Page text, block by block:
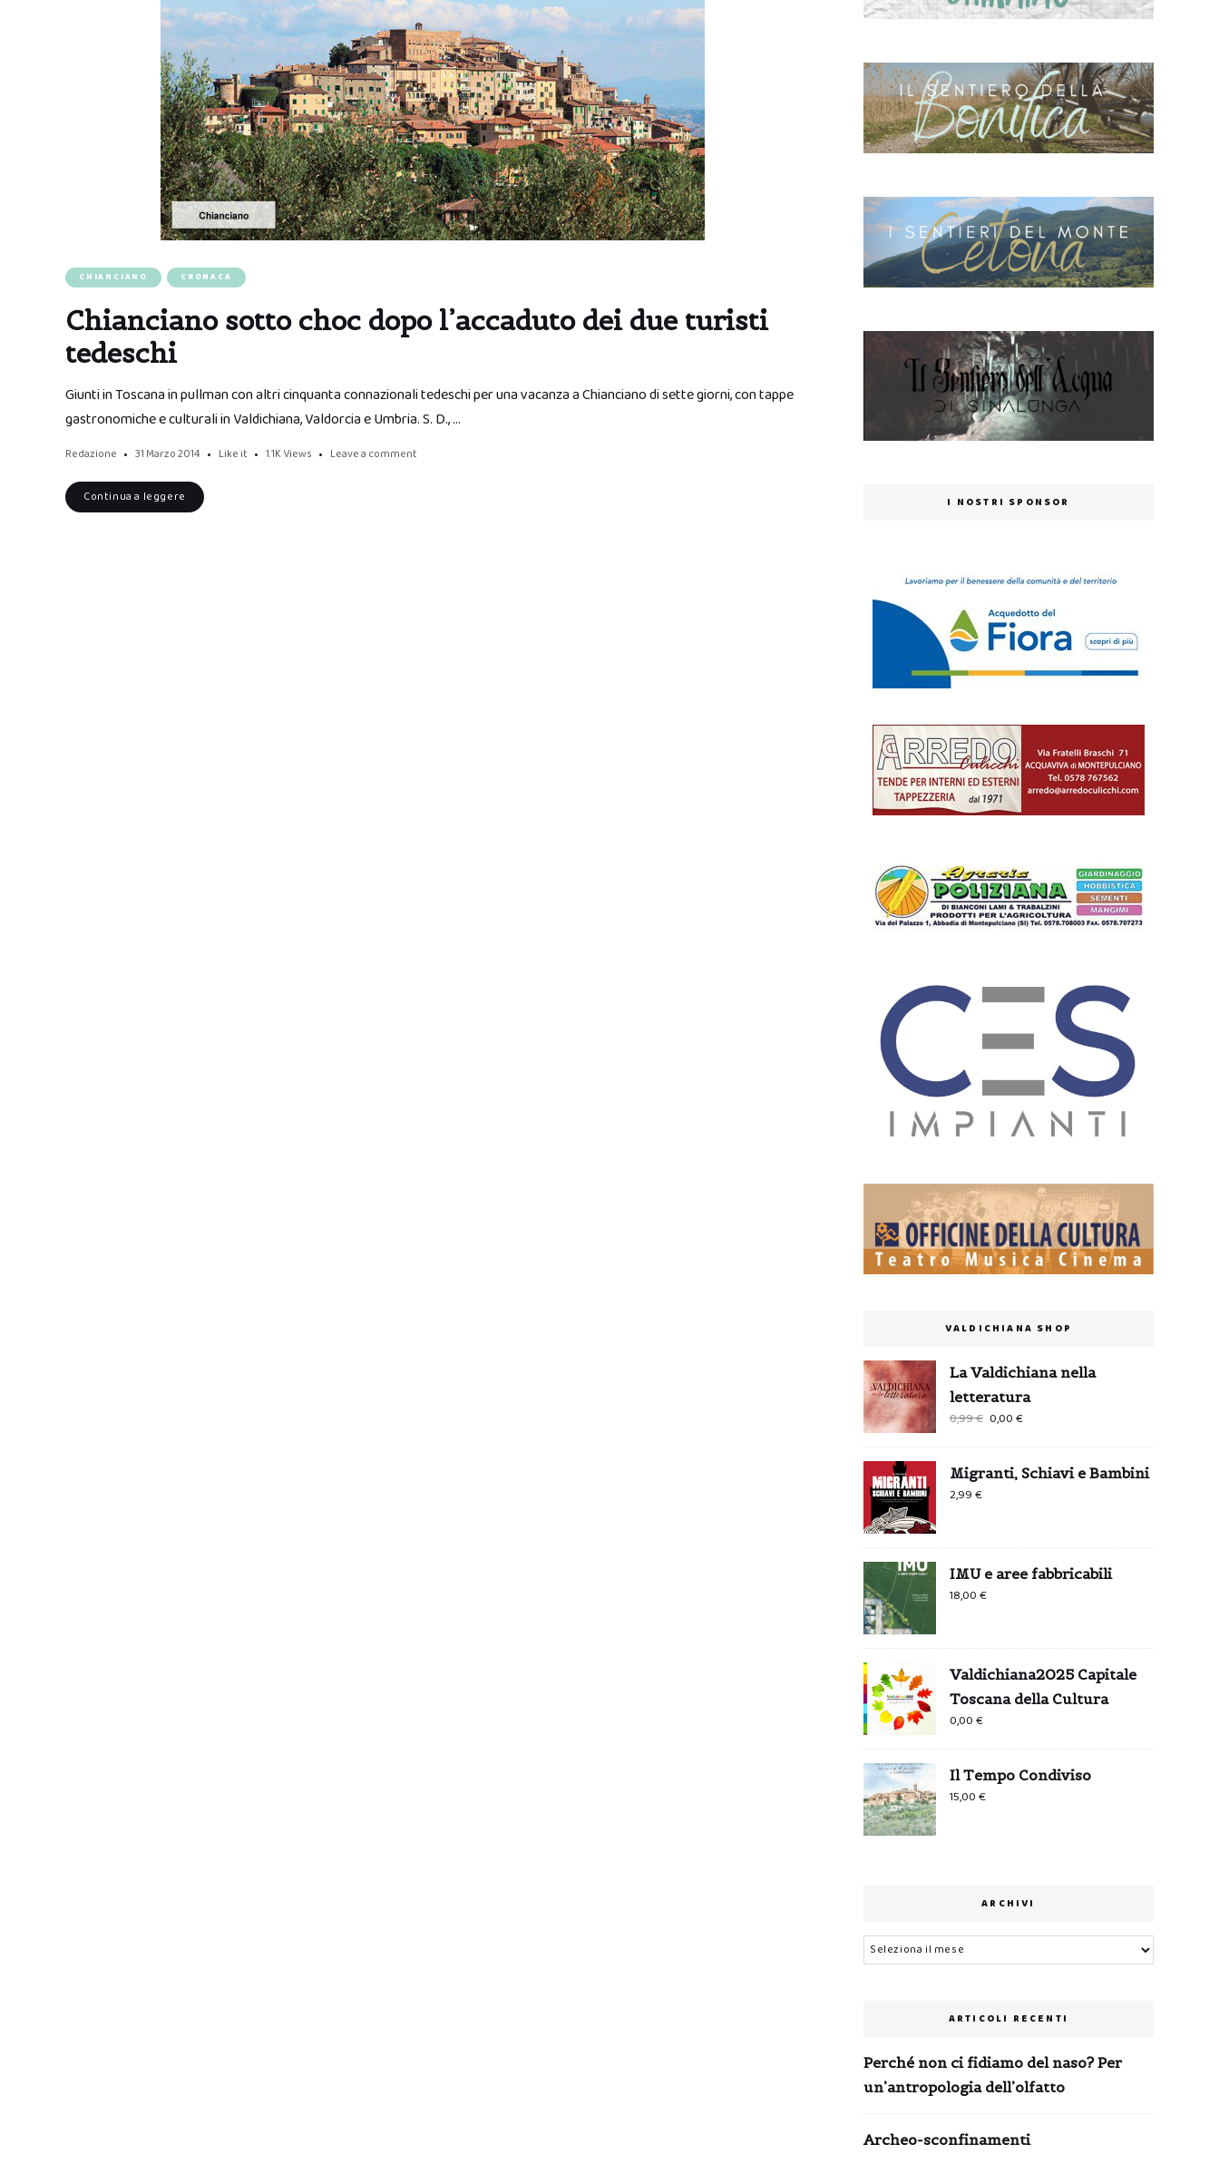
CHIANCIANO CRONACA
Chianciano sotto choc dopo l’accaduto dei due turisti
tedeschi
Giunti in Toscana in pullman con altri cinquanta connazionali tedeschi per una vacanza a Chianciano di sette giorni, con tappe
gastronomiche e culturali in Valdichiana, Valdorcia e Umbria. S. D., …
Redazione 31 Marzo 2014 Like it 1.1K Views Leave a comment
Continua a leggere I NOSTRI SPONSOR
VALDICHIANA SHOP
La Valdichiana nella
letteratura
0,99€
era:
0,00€
è:
Migranti, Schiavi e Bambini
2,99€
IMU e aree fabbricabili
18,00€
Valdichiana2025 Capitale
Toscana della Cultura
0,00€
Il Tempo Condiviso
15,00€
ARCHIVI
Archivi
ARTICOLI RECENTI
Perché non ci fidiamo del naso? Per
un’antropologia dell’olfatto
Archeo-sconfinamenti